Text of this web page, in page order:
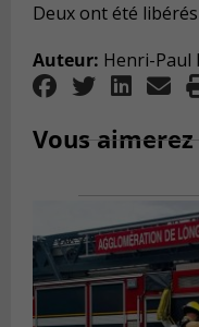
Deux ont été
Auteur: Henri-Paul
Vous